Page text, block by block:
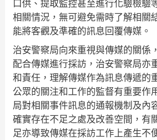
口供、提取監控甚至進行化驗檢驗
相關情況，無可避免需時了解相關
能將客觀及準確的訊息回覆傳媒。
治安警察局向來重視與傳媒的關係
配合傳媒進行採訪，治安警察局亦
和責任，理解傳媒作為訊息傳遞的
公眾的關注和工作的監督有重要作
局對相關事件訊息的通報機制及內
確實存在不足之處及改善空間，有
足亦導致傳媒在採訪工作上產生不